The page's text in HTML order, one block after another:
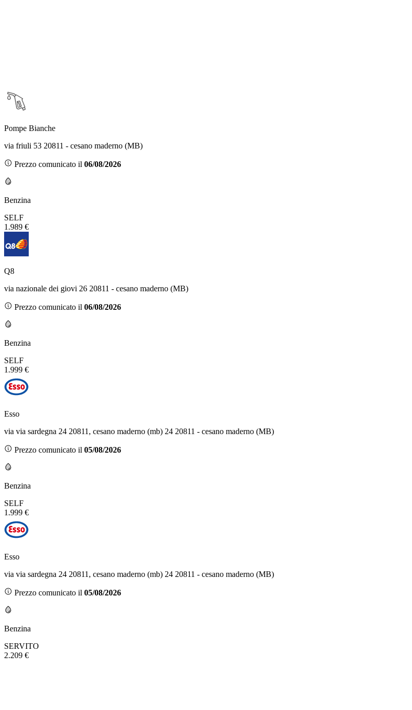
Pompe Bianche
via friuli 53 20811 - cesano maderno (MB)
Prezzo comunicato il 06/08/2026
Benzina
SELF
1.989 €
Q8
via nazionale dei giovi 26 20811 - cesano maderno (MB)
Prezzo comunicato il 06/08/2026
Benzina
SELF
1.999 €
Esso
via via sardegna 24 20811, cesano maderno (mb) 24 20811 - cesano maderno (MB)
Prezzo comunicato il 05/08/2026
Benzina
SELF
1.999 €
Esso
via via sardegna 24 20811, cesano maderno (mb) 24 20811 - cesano maderno (MB)
Prezzo comunicato il 05/08/2026
Benzina
SERVITO
2.209 €